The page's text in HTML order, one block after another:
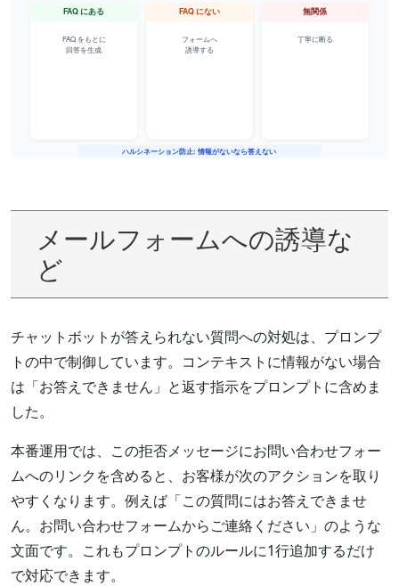
メールフォームへの誘導な
ど
チャットボットが答えられない質問への対処は、プロンプ
トの中で制御しています。コンテキストに情報がない場合
は「お答えできません」と返す指示をプロンプトに含めま
した。
本番運用では、この拒否メッセージにお問い合わせフォー
ムへのリンクを含めると、お客様が次のアクションを取り
やすくなります。例えば「この質問にはお答えできませ
ん。お問い合わせフォームからご連絡ください」のような
文面です。これもプロンプトのルールに1行追加するだけ
で対応できます。